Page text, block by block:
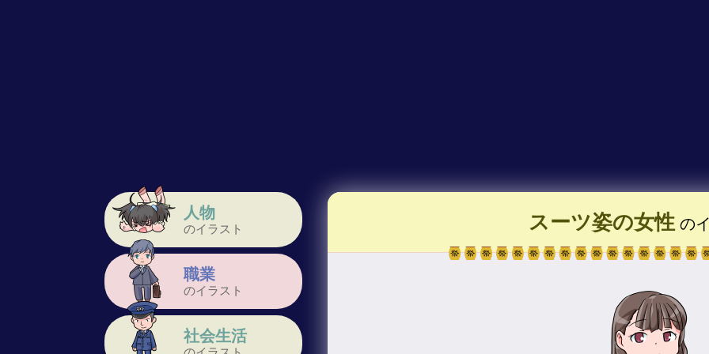
人物
のイラスト
職業
のイラスト
社会生活
スーツ姿の女性の